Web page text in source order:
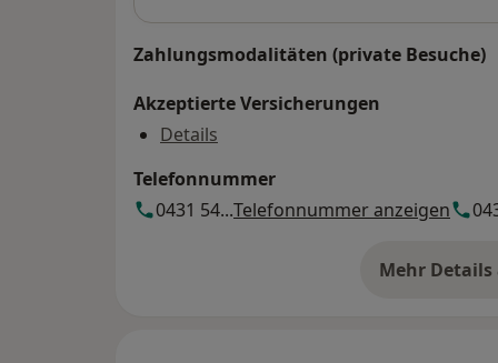
Zahlungsmodalitäten (private Besuche)
Akzeptierte Versicherungen
Details
Telefonnummer
0431 54...Telefonnummer anzeigen
Mehr Details